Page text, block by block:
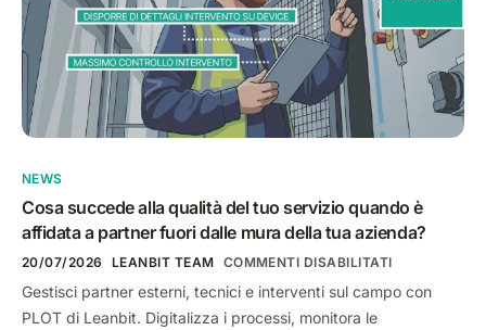
NEWS
Cosa succede alla qualità del tuo servizio quando è
affidata a partner fuori dalle mura della tua azienda?
20/07/2026 LEANBIT TEAM COMMENTI DISABILITATI
Gestisci partner esterni, tecnici e interventi sul campo con
PLOT di Leanbit. Digitalizza i processi, monitora le